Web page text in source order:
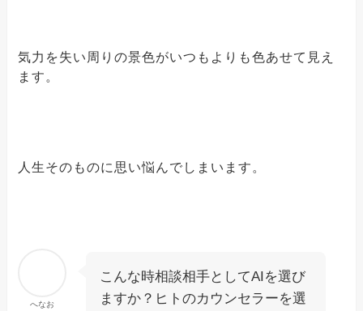
気力を失い周りの景色がいつもよりも色あせて見え
ます。
人生そのものに思い悩んでしまいます。
へなお
こんな時相談相手としてAIを選び
ますか？ヒトのカウンセラーを選